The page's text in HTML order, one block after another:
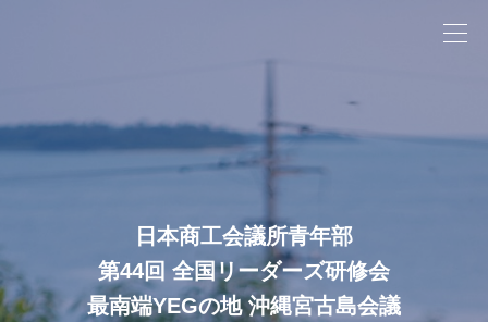
日本商工会議所青年部
第44回 全国リーダーズ研修会
最南端YEGの地 沖縄宮古島会議